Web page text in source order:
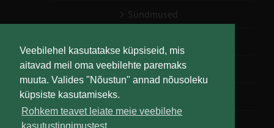
Veebilehel kasutatakse küpsiseid, mis
aitavad meil oma veebilehte paremaks
muuta. Valides "Nõustun" annad nõusoleku
küpsiste kasutamiseks.
Rohkem teavet leiate meie veebilehe
Sündmused
Teabesalv
Liitu uudiskirjaga